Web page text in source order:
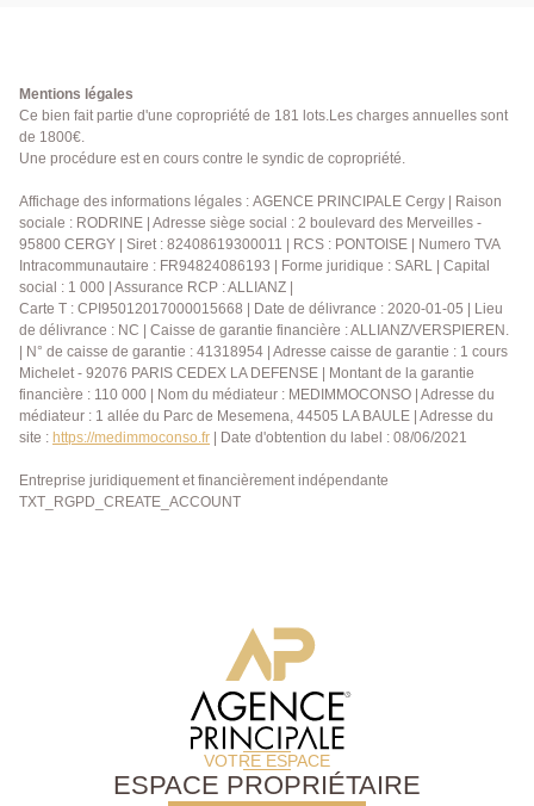
Mentions légales
Ce bien fait partie d'une copropriété de 181 lots.Les charges annuelles sont
de 1800€.
Une procédure est en cours contre le syndic de copropriété.
Affichage des informations légales : AGENCE PRINCIPALE Cergy | Raison
sociale : RODRINE | Adresse siège social : 2 boulevard des Merveilles -
95800 CERGY | Siret : 82408619300011 | RCS : PONTOISE | Numero TVA
Intracommunautaire : FR94824086193 | Forme juridique : SARL | Capital
social : 1 000 | Assurance RCP : ALLIANZ |
Carte T : CPI95012017000015668 | Date de délivrance : 2020-01-05 | Lieu
de délivrance : NC | Caisse de garantie financière : ALLIANZ/VERSPIEREN.
| N° de caisse de garantie : 41318954 | Adresse caisse de garantie : 1 cours
Michelet - 92076 PARIS CEDEX LA DEFENSE | Montant de la garantie
financière : 110 000 | Nom du médiateur : MEDIMMOCONSO | Adresse du
médiateur : 1 allée du Parc de Mesemena, 44505 LA BAULE | Adresse du
site : https://medimmoconso.fr | Date d'obtention du label : 08/06/2021
Entreprise juridiquement et financièrement indépendante
TXT_RGPD_CREATE_ACCOUNT
VOTRE ESPACE
ESPACE PROPRIÉTAIRE